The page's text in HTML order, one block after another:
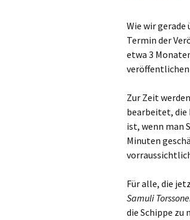
Wie wir
Termin der
etwa 3
Zur Zeit
bearbeitet, die
ist, wenn man
Minuten
Für alle, die
Samuli
die Schippe